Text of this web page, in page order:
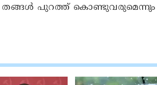
പുറത്ത് കൊണ്ടുവരുമെന്നും